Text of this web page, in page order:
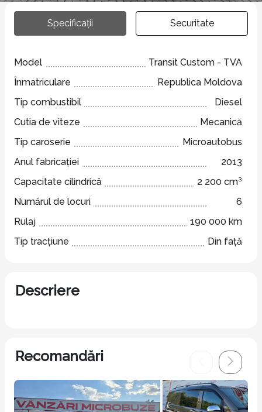
Specificații Securitate
Model
Transit Custom - TVA
Înmatriculare
Republica Moldova
Tip combustibil
Diesel
Cutia de viteze
Mecanică
Tip caroserie
Microautobus
Anul fabricației
2013
Capacitate cilindrică
2 200 cm³
Numărul de locuri
6
Rulaj
190 000 km
Tip tracțiune
Din față
Descriere
Recomandări